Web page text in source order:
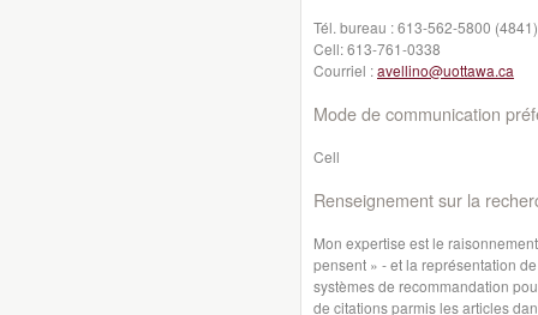
Tél. bureau :613-562-5800 (4841)
Cell:613-761-0338
Courriel :avellino@uottawa.ca
Mode de communication
Cell
Renseignement sur la
Mon expertise est le
pensent » - et la représentation
systèmes de recommandation
de citations parmis les articles